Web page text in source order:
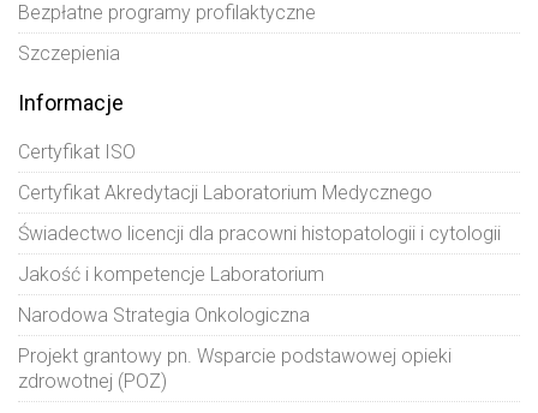
Bezpłatne programy profilaktyczne
Szczepienia
Informacje
Certyfikat ISO
Certyfikat Akredytacji Laboratorium Medycznego
Świadectwo licencji dla pracowni histopatologii i cytologii
Jakość i kompetencje Laboratorium
Narodowa Strategia Onkologiczna
Projekt grantowy pn. Wsparcie podstawowej opieki
zdrowotnej (POZ)